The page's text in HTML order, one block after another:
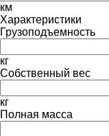
км
Характеристики
Грузоподъемность
кг
Собственный вес
кг
Полная масса